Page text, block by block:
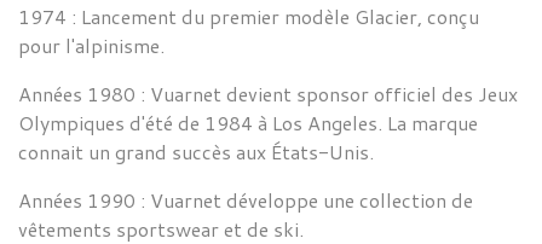
1974 : Lancement du premier modèle Glacier, conçu
pour l'alpinisme.
Années 1980 : Vuarnet devient sponsor officiel des Jeux
Olympiques d'été de 1984 à Los Angeles. La marque
connait un grand succès aux États-Unis.
Années 1990 : Vuarnet développe une collection de
vêtements sportswear et de ski.